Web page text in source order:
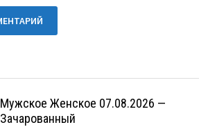
Мужское Женское 07.08.2026 —
Зачарованный